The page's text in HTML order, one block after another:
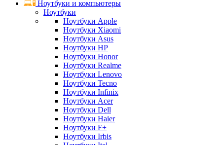
Ноутбуки и компьютеры
Ноутбуки
Ноутбуки Apple
Ноутбуки Xiaomi
Ноутбуки Asus
Ноутбуки HP
Ноутбуки Honor
Ноутбуки Realme
Ноутбуки Lenovo
Ноутбуки Tecno
Ноутбуки Infinix
Ноутбуки Acer
Ноутбуки Dell
Ноутбуки Haier
Ноутбуки F+
Ноутбуки Irbis